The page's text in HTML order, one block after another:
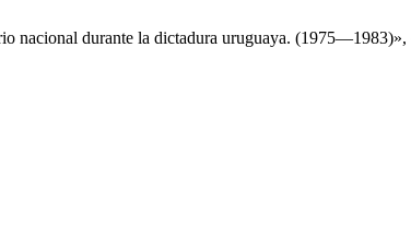
nacional durante la dictadura uruguaya. (1975—1983)»,